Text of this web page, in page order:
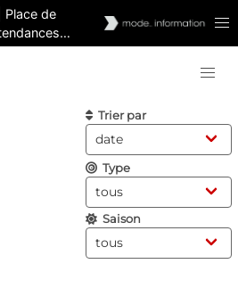
Place de
les outils
Trier par
Type
Saison